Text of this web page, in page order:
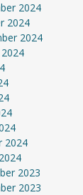
2024
2024
2024
2024
2023
2023